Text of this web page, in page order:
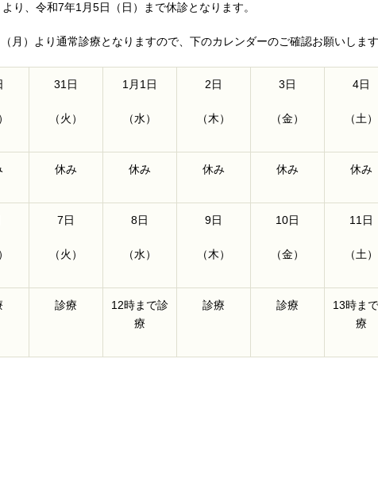
り、令和7年1月5日（日）まで休診となります。
月）より通常診療となりますので、下のカレンダーのご確認お願いします
31日
（火）
1月1日
（水）
2日
（木）
3日
（金）
4日
（土）
休み 休み 休み 休み 休み
7日
（火）
8日
（水）
9日
（木）
10日
（金）
11日
（土）
診療
12時まで診
療
診療 診療
13時ま
療